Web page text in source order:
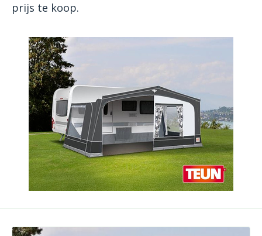
prijs te koop.